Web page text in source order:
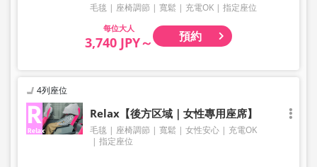
毛毯 座椅調節 寬鬆 充電OK 指定座位
大人
3,740 JPY～ 預約
4列座位
Relax【後方区域｜女性專用座席】
毛毯 座椅調節 寬鬆 女性安心
充電OK
指定座位